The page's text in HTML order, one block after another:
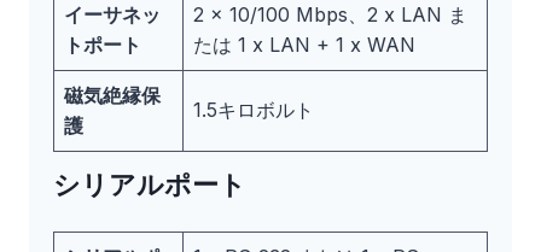
イーサネッ
トポート
2 x 10/100 Mbps、2 x LAN ま
たは 1 x LAN + 1 x WAN
磁気絶縁保
護
1.5キロボルト
シリアルポート